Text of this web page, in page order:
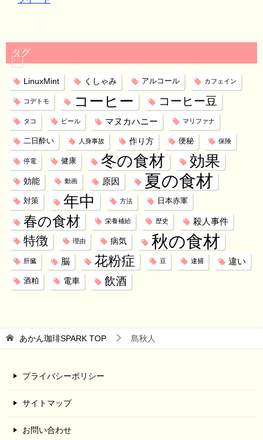
タグ
LinuxMint くしゃみ アルコール カフェイン
コデトモ コーヒー コーヒー豆
タコ ビール マヌカハニー マリファナ
二日酔い 人身事故 作り方 便秘 保険
停電 健康 冬の食材 効果
効能 動画 原因 夏の食材
対策 年中 方法 日本赤軍
春の食材 栄養補給 歴史 殺人事件
特徴 理由 病気 秋の食材
肝臓 脳 花粉症 豆 逮捕 違い
酒粕 電車 飲酒
あかん珈琲SPARK TOP 島秋人
プライバシーポリシー
サイトマップ
お問い合わせ